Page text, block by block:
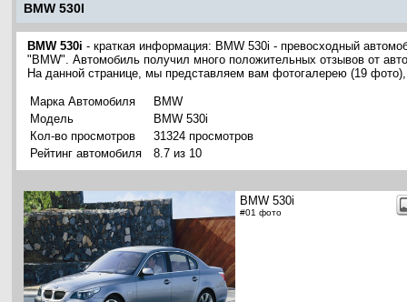
BMW 530I
BMW 530i - краткая информация: BMW 530i - превосходный
"BMW". Автомобиль получил много положительных отзывов от
На данной странице, мы представляем вам фотогалерею (19
Марка Автомобиля
BMW
Модель
BMW 530i
Кол-во просмотров
31324 просмотров
Рейтинг автомобиля
8.7 из 10
BMW 530i
#01 фото